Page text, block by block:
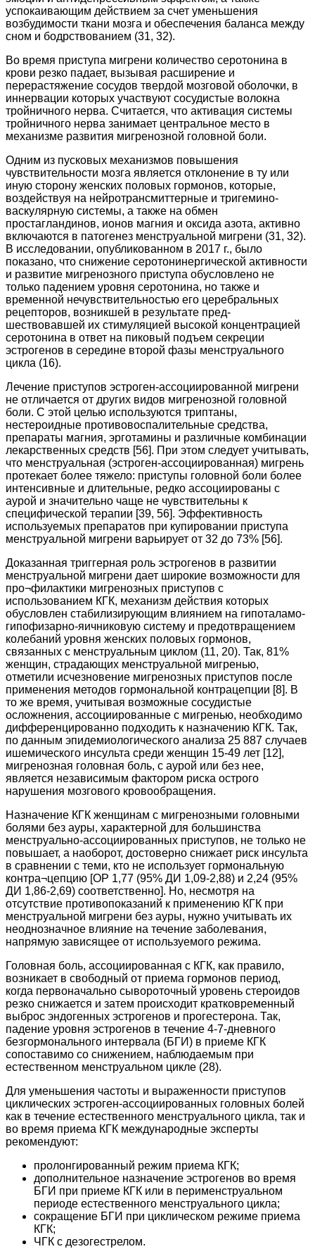
успокаивающим действием за счет уменьшения
возбудимости ткани мозга и обеспечения баланса между
сном и бодрствованием (31, 32).
Во время приступа мигрени количество серотонина в
крови резко падает, вызывая расширение и
перерастяжение сосудов твердой мозговой оболочки, в
иннервации которых участвуют сосудистые волокна
тройничного нерва. Считается, что активация системы
тройничного нерва занимает центральное место в
механизме развития мигренозной головной боли.
Одним из пусковых механизмов повышения
чувствительности мозга является отклонение в ту или
иную сторону женских половых гормонов, которые,
воздействуя на нейротрансмиттерные и тригемино-
васкулярную системы, а также на обмен
простагландинов, ионов магния и оксида азота, активно
включаются в патогенез менструальной мигрени (31, 32).
В исследовании, опубликованном в 2017 г., было
показано, что снижение серотонинергической активности
и развитие мигренозного приступа обусловлено не
только падением уровня серотонина, но также и
временной нечувствительностью его церебральных
рецепторов, возникшей в результате пред-
шествовавшей их стимуляцией высокой концентрацией
серотонина в ответ на пиковый подъем секреции
эстрогенов в середине второй фазы менструального
цикла (16).
Лечение приступов эстроген-ассоциированной мигрени
не отличается от других видов мигренозной головной
боли. С этой целью используются триптаны,
нестероидные противовоспалительные средства,
препараты магния, эрготамины и различные комбинации
лекарственных средств [56]. При этом следует учитывать,
что менструальная (эстроген-ассоциированная) мигрень
протекает более тяжело: приступы головной боли более
интенсивные и длительные, редко ассоциированы с
аурой и значительно чаще не чувствительны к
специфической терапии [39, 56]. Эффективность
используемых препаратов при купировании приступа
менструальной мигрени варьирует от 32 до 73% [56].
Доказанная триггерная роль эстрогенов в развитии
менструальной мигрени дает широкие возможности для
про¬филактики мигренозных приступов с
использованием КГК, механизм действия которых
обусловлен стабилизирующим влиянием на гипоталамо-
гипофизарно-яичниковую систему и предотвращением
колебаний уровня женских половых гормонов,
связанных с менструальным циклом (11, 20). Так, 81%
женщин, страдающих менструальной мигренью,
отметили исчезновение мигренозных приступов после
применения методов гормональной контрацепции [8]. В
то же время, учитывая возможные сосудистые
осложнения, ассоциированные с мигренью, необходимо
дифференцированно подходить к назначению КГК. Так,
по данным эпидемиологического анализа 25 887 случаев
ишемического инсульта среди женщин 15-49 лет [12],
мигренозная головная боль, с аурой или без нее,
является независимым фактором риска острого
нарушения мозгового кровообращения.
Назначение КГК женщинам с мигренозными головными
болями без ауры, характерной для большинства
менструально-ассоциированных приступов, не только не
повышает, а наоборот, достоверно снижает риск инсульта
в сравнении с теми, кто не использует гормональную
контра¬цепцию [ОР 1,77 (95% ДИ 1,09-2,88) и 2,24 (95%
ДИ 1,86-2,69) соответственно]. Но, несмотря на
отсутствие противопоказаний к применению КГК при
менструальной мигрени без ауры, нужно учитывать их
неоднозначное влияние на течение заболевания,
напрямую зависящее от используемого режима.
Головная боль, ассоциированная с КГК, как правило,
возникает в свободный от приема гормонов период,
когда первоначально сывороточный уровень стероидов
резко снижается и затем происходит кратковременный
выброс эндогенных эстрогенов и прогестерона. Так,
падение уровня эстрогенов в течение 4-7-дневного
безгормонального интервала (БГИ) в приеме КГК
сопоставимо со снижением, наблюдаемым при
естественном менструальном цикле (28).
Для уменьшения частоты и выраженности приступов
циклических эстроген-ассоциированных головных болей
как в течение естественного менструального цикла, так и
во время приема КГК международные эксперты
рекомендуют:
пролонгированный режим приема КГК;
дополнительное назначение эстрогенов во время
БГИ при приеме КГК или в перименструальном
периоде естественного менструального цикла;
сокращение БГИ при циклическом режиме приема
КГК;
ЧГК с дезогестрелом.